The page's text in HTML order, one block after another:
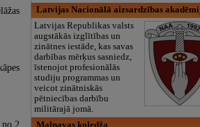
2
Latvijas Nacionālā aizsardzības
Latvijas Republikas valsts
augstākās izglītības un
zinātnes iestāde, kas savas
darbības mērķus sasniedz,
īstenojot profesionālās
studiju programmas un
veicot zinātniskās
pētniecības darbību
militārajā jomā.
Malnavas koledža